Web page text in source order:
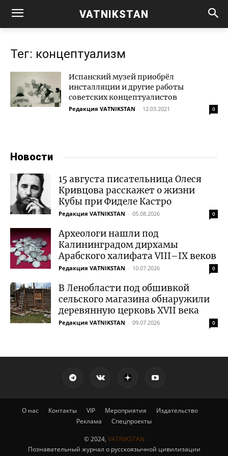
VATNIKSTAN
Тег: концептуализм
Испанский музей приобрёл
инсталляции и другие работы
советских концептуалистов
Редакция VATNIKSTAN - 12.03.2021 0
Новости
15 августа писательница Олеся
Кривцова расскажет о жизни
Кубы при Фиделе Кастро
Редакция VATNIKSTAN - 05.08.2026 0
Археологи нашли под
Калининградом дирхамы
Арабского халифата VIII–IX веков
Редакция VATNIKSTAN - 10.07.2026 0
В Ленобласти под обшивкой
сельского магазина обнаружили
деревянную церковь XVII века
Редакция VATNIKSTAN - 09.07.2026 0
О нас Контакты VIP Мероприятия
Издательство
Реклама
Спецпроекты
© 2024, VATNIKSTAN
Познавательный журнал о русскоязычной цивилизации